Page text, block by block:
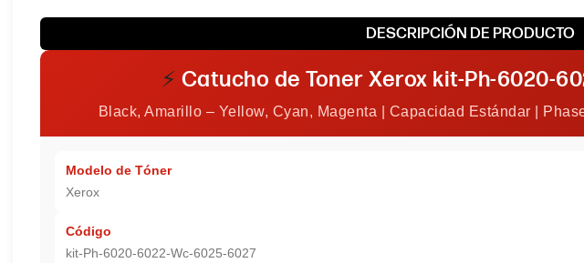
DESCRIPCIÓN DE PRODUCTO
⚡ Catucho de Toner Xerox kit-Ph-6020-
Black, Amarillo – Yellow, Cyan, Magenta | Capacidad Estándar |
Modelo de Tóner
Xerox
Código
kit-Ph-6020-6022-Wc-6025-6027